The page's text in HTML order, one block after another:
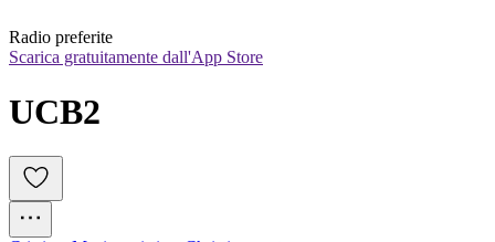
Radio preferite
Scarica gratuitamente dall'App Store
UCB2